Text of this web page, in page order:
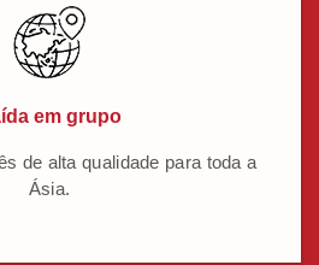
em grupo
de alta qualidade para toda a
Ásia.